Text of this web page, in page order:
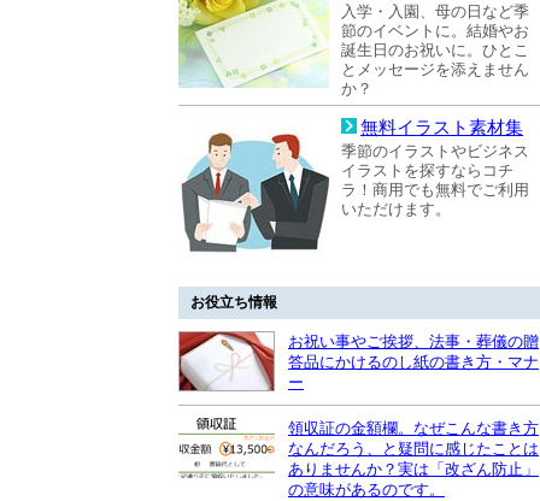
入学・入園、母の日など季
節のイベントに。結婚やお
誕生日のお祝いに。ひとこ
とメッセージを添えません
か？
無料イラスト素材集
季節のイラストやビジネス
イラストを探すならコチ
ラ！商用でも無料でご利用
いただけます。
お役立ち情報
お祝い事やご挨拶、法事・葬儀の贈
答品にかけるのし紙の書き方・マナ
ー
領収証の金額欄。なぜこんな書き方
なんだろう、と疑問に感じたことは
ありませんか？実は「改ざん防止」
の意味があるのです。